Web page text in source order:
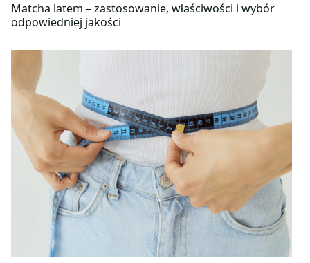
Matcha latem – zastosowanie, właściwości i wybór
odpowiedniej jakości